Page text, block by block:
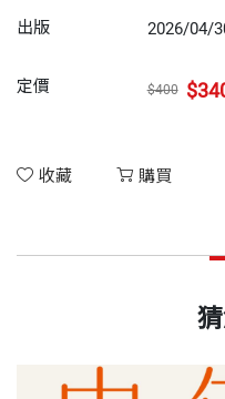
出版 2026/04/
定價 $400
收藏 購買